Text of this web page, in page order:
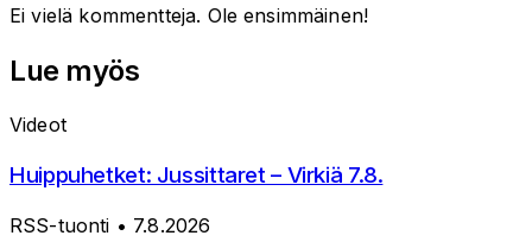
Ei vielä kommentteja. Ole ensimmäinen!
Lue myös
Videot
Huippuhetket: Jussittaret – Virkiä 7.8.
RSS-tuonti • 7.8.2026